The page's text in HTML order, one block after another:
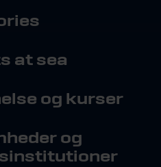
at sea
og kurser
og